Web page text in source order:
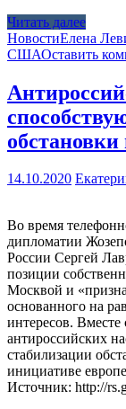
Читать далее
НовостиЕлена
СШАОставить
14.10.2020
Во время
дипломатии
России Сергей
позиции
Москвой и
основанного на
интересов. Вместе
антироссийских
стабилизации
инициативе
Источник: http://